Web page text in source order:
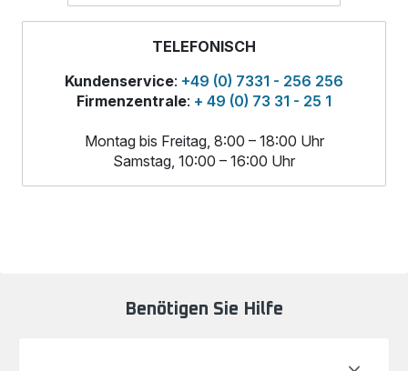
Benötigen Sie Hilfe
TELEFONISCH
Kundenservice: +49 (0) 7331 - 256 256
Firmenzentrale: + 49 (0) 73 31 - 25 1
Montag bis Freitag, 8:00 – 18:00 Uhr
Samstag, 10:00 – 16:00 Uhr